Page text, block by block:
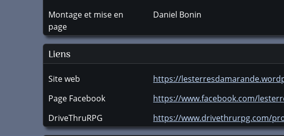
Montage et mise en
page
Daniel Bonin
Liens
Site web
https://
Page Facebook
https://www.facebook.com/
DriveThruRPG
https://www.drivethrurpg.com/